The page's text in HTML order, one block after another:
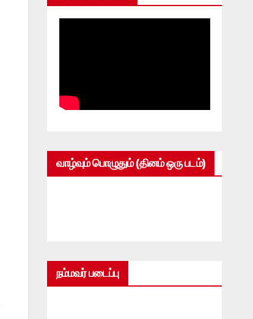
வாழ்வும் பொழுதும் (தினம் ஒரு படம்)
நம்மவர் படைப்பு